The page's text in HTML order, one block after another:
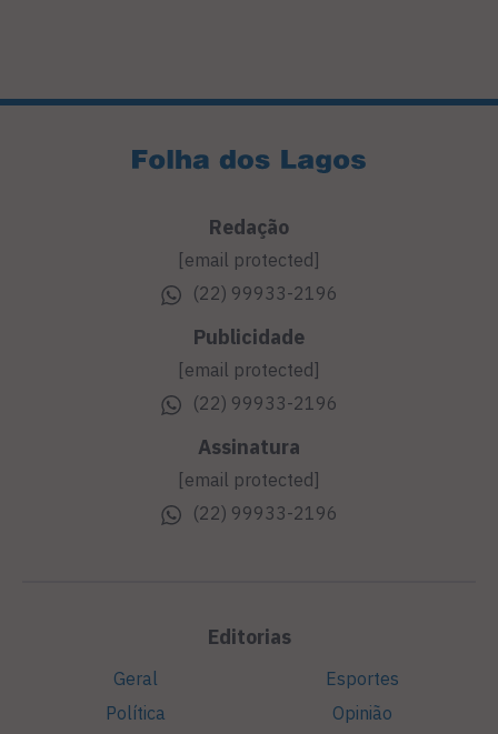
Redação
[email protected]
(22) 99933-2196
Publicidade
[email protected]
(22) 99933-2196
Assinatura
[email protected]
(22) 99933-2196
Editorias
Geral
Política
Esportes
Opinião